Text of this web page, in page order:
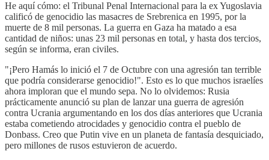
He aquí cómo: el Tribunal Penal Internacional para la ex Yugoslavia
calificó de genocidio las masacres de Srebrenica en 1995, por la
muerte de 8 mil personas. La guerra en Gaza ha matado a esa
cantidad de niños: unas 23 mil personas en total, y hasta dos tercios,
según se informa, eran civiles.
"¡Pero Hamás lo inició el 7 de Octubre con una agresión tan terrible
que podría considerarse genocidio!". Esto es lo que muchos israelíes
ahora imploran que el mundo sepa. No lo olvidemos: Rusia
prácticamente anunció su plan de lanzar una guerra de agresión
contra Ucrania argumentando en los dos días anteriores que Ucrania
estaba cometiendo atrocidades y genocidio contra el pueblo de
Donbass. Creo que Putin vive en un planeta de fantasía desquiciado,
pero millones de rusos estuvieron de acuerdo.